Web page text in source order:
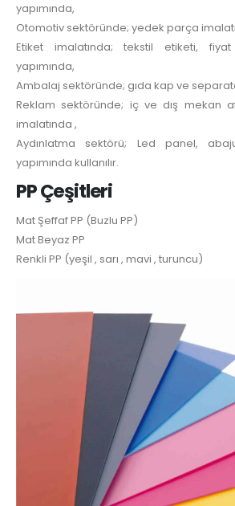
yapımında,
Otomotiv sektöründe; yedek parça
Etiket imalatında; tekstil etiketi,
yapımında,
Ambalaj sektöründe; gıda kap ve
Reklam sektöründe; iç ve dış mekan
imalatında ,
Aydınlatma sektörü; Led panel,
yapımında kullanılır.
PP Çeşitleri
Mat Şeffaf PP (Buzlu PP)
Mat Beyaz PP
Renkli PP (yeşil , sarı , mavi , turuncu)